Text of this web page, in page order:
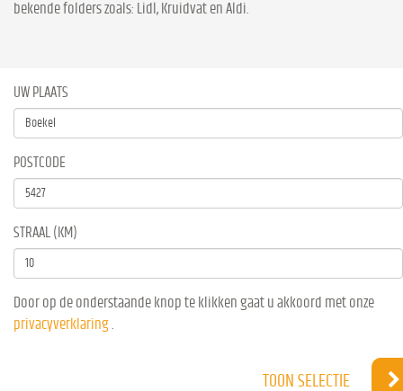
bekende folders zoals: Lidl, Kruidvat en Aldi.
UW PLAATS
POSTCODE
STRAAL (KM)
Door op de onderstaande knop te klikken gaat u akkoord met onze
privacyverklaring
TOON SELECTIE